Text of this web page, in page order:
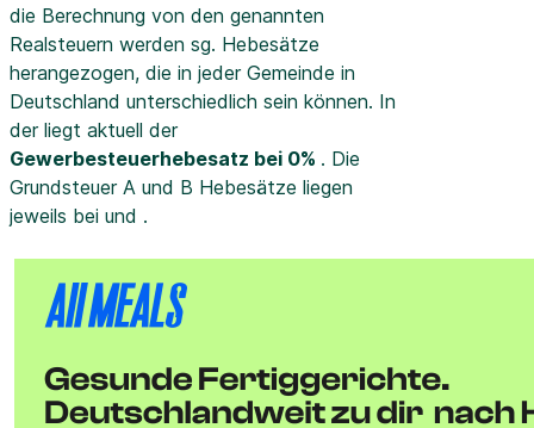
die Berechnung von den genannten
Realsteuern werden sg. Hebesätze
herangezogen, die in jeder Gemeinde in
Deutschland unterschiedlich sein können. In
der liegt aktuell der
Gewerbesteuerhebesatz bei 0% . Die
Grundsteuer A und B Hebesätze liegen
jeweils bei und .